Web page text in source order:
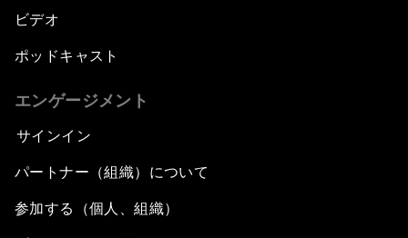
ビデオ
ポッドキャスト
エンゲージメント
サインイン
パートナー（組織）について
参加する（個人、組織）